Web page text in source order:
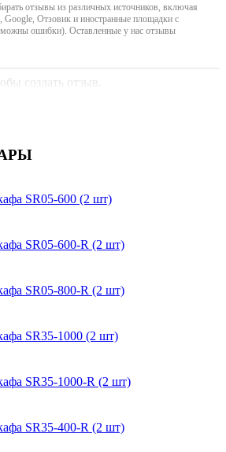
отзывы из различных источников, включая
Отзовик и иностранные площадки с
ошибки). Оставленные у нас отзывы
создать отзыв.
SR05-600 (2 шт)
SR05-600-R (2 шт)
SR05-800-R (2 шт)
SR35-1000 (2 шт)
SR35-1000-R (2 шт)
SR35-400-R (2 шт)